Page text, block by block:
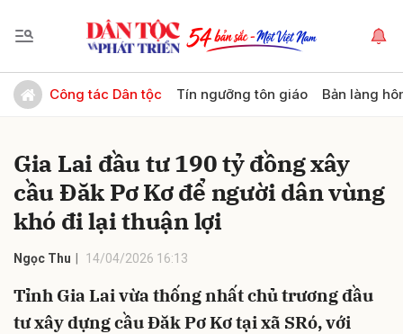
Công tác Dân tộc Tín ngưỡng tôn giáo Bản làng
Gia Lai đầu tư 190 tỷ đồng xây
cầu Đăk Pơ Kơ để người dân vùng
khó đi lại thuận lợi
Ngọc Thu 14/04/2026 16:13
Tỉnh Gia Lai vừa thống nhất chủ trương đầu
tư xây dựng cầu Đăk Pơ Kơ tại xã SRó, với
Gửi bình luận